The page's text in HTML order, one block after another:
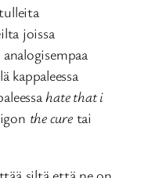
joissa
kappaleessa
hate that i
the curetai